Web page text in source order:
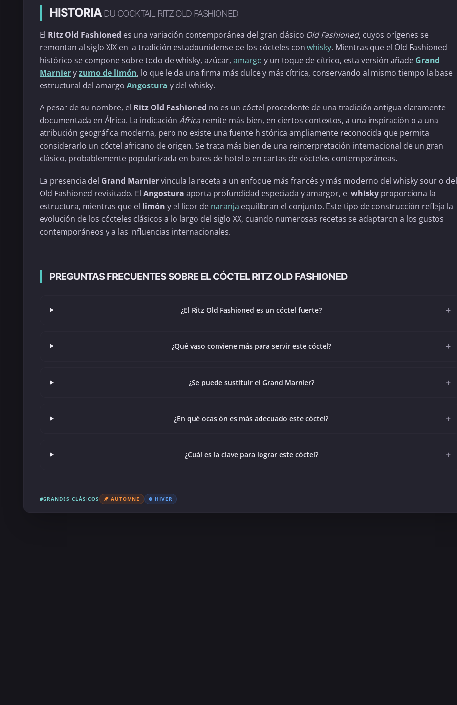
HISTORIADU COCKTAIL RITZ OLD FASHIONED
El Ritz Old Fashioned es una variación contemporánea del gran clásico Old Fashioned, cuyos orígenes se
remontan al siglo XIX en la tradición estadounidense de los cócteles con whisky. Mientras que el Old Fashioned
histórico se compone sobre todo de whisky, azúcar, amargo y un toque de cítrico, esta versión añade Grand
Marnieryzumo de limón, lo que le da una firma más dulce y más cítrica, conservando al mismo tiempo la base
estructural del amargo Angostura y del whisky.
A pesar de su nombre, el Ritz Old Fashioned no es un cóctel procedente de una tradición antigua claramente
documentada en África. La indicación África remite más bien, en ciertos contextos, a una inspiración o a una
atribución geográfica moderna, pero no existe una fuente histórica ampliamente reconocida que permita
considerarlo un cóctel africano de origen. Se trata más bien de una reinterpretación internacional de un gran
clásico, probablemente popularizada en bares de hotel o en cartas de cócteles contemporáneas.
La presencia del Grand Marniervincula la receta a un enfoque más francés y más moderno del whisky sour o del
Old Fashioned revisitado. El Angostura aporta profundidad especiada y amargor, el whisky proporciona la
estructura, mientras que el limón y el licor de naranja equilibran el conjunto. Este tipo de construcción refleja la
evolución de los cócteles clásicos a lo largo del siglo XX, cuando numerosas recetas se adaptaron a los gustos
contemporáneos y a las influencias internacionales.
PREGUNTAS FRECUENTES SOBRE EL CÓCTEL RITZ OLD FASHIONED
¿El Ritz Old Fashioned es un cóctel fuerte? +
¿Qué vaso conviene más para servir este cóctel? +
¿Se puede sustituir el Grand Marnier? +
¿En qué ocasión es más adecuado este cóctel? +
¿Cuál es la clave para lograr este cóctel? +
#GRANDES CLÁSICOS 🍂 AUTOMNE ❄️ HIVER